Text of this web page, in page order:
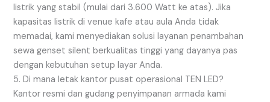
listrik yang stabil (mulai dari 3.600 Watt ke atas). Jika
kapasitas listrik di venue kafe atau aula Anda tidak
memadai, kami menyediakan solusi layanan penambahan
sewa genset silent berkualitas tinggi yang dayanya pas
dengan kebutuhan setup layar Anda.
5. Di mana letak kantor pusat operasional TEN LED?
Kantor resmi dan gudang penyimpanan armada kami